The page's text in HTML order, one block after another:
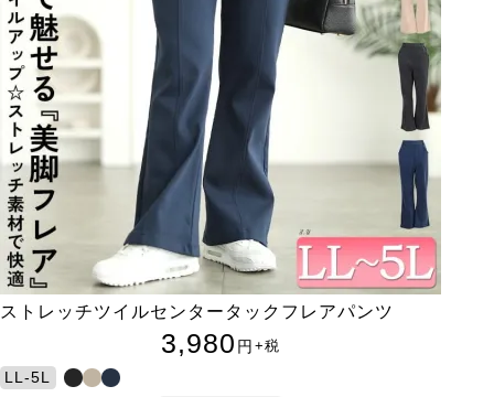
ストレッチツイルセンタータックフレアパンツ
3,980 円 +税
LL-5L